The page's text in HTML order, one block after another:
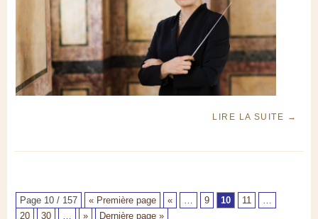
LIRE LA SUITE →
Page 10 / 157 « Première page « … 9 10 11
…
20
30 … » Dernière page »